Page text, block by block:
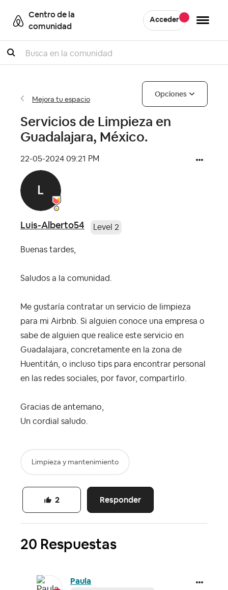
Centro de la
comunidad
Acceder
Buscar
Mejora tu espacio
Opciones
Servicios de Limpieza en
Guadalajara, México.
‎22-05-2024 09:21 PM
Luis-Alberto54 Level 2
Buenas tardes,
Saludos a la comunidad.
Me gustaría contratar un servicio de limpieza
para mi Airbnb. Si alguien conoce una empresa o
sabe de alguien que realice este servicio en
Guadalajara, concretamente en la zona de
Huentitán, o incluso tips para encontrar personal
en las redes sociales, por favor, compartirlo.
Gracias de antemano,
Un cordial saludo.
Limpieza y mantenimiento
Responder
2
20 Respuestas
Paula